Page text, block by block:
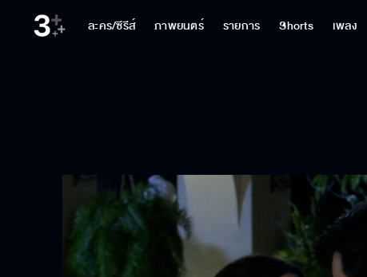
ละคร/ซีรีส์ ภาพยนตร์ รายการ Shorts เพลง